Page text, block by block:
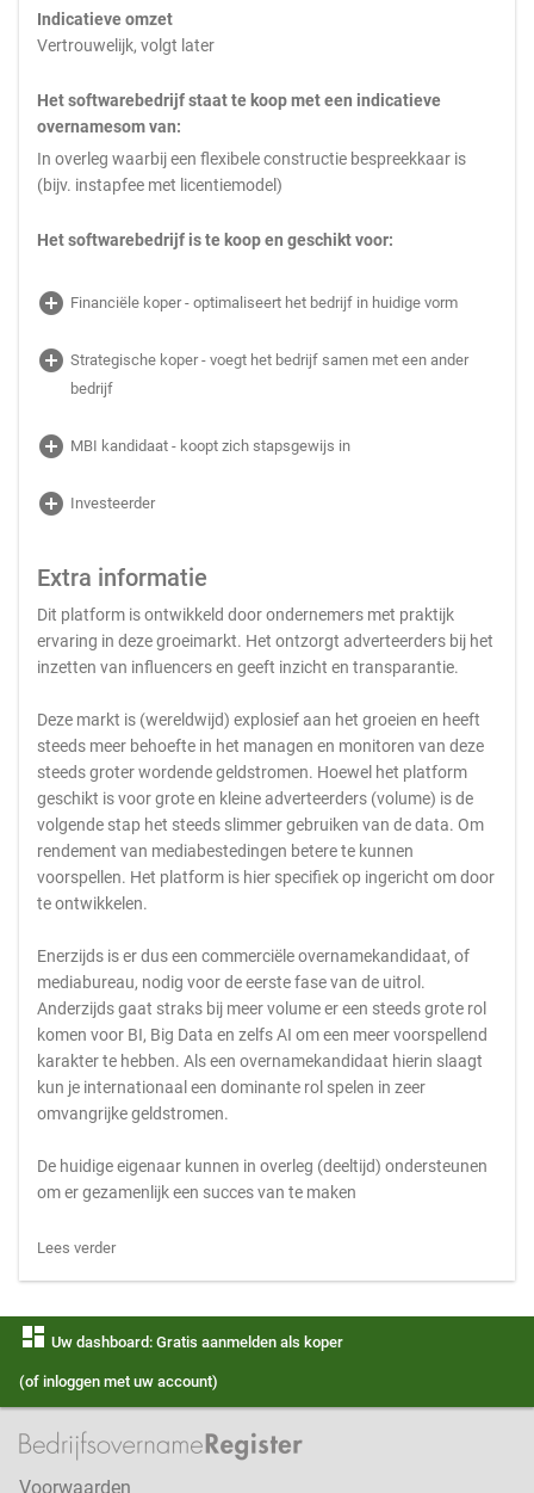
Indicatieve omzet
Vertrouwelijk, volgt later
Het softwarebedrijf staat te koop met een indicatieve
overnamesom van:
In overleg waarbij een flexibele constructie bespreekkaar is
(bijv. instapfee met licentiemodel)
Het softwarebedrijf is te koop en geschikt voor:
add_circle Financiële koper - optimaliseert het bedrijf in huidige vorm
add_circle Strategische koper - voegt het bedrijf samen met een ander
bedrijf
add_circle MBI kandidaat - koopt zich stapsgewijs in
add_circle Investeerder
Extra informatie
Dit platform is ontwikkeld door ondernemers met praktijk
ervaring in deze groeimarkt. Het ontzorgt adverteerders bij het
inzetten van influencers en geeft inzicht en transparantie.
Deze markt is (wereldwijd) explosief aan het groeien en heeft
steeds meer behoefte in het managen en monitoren van deze
steeds groter wordende geldstromen. Hoewel het platform
geschikt is voor grote en kleine adverteerders (volume) is de
volgende stap het steeds slimmer gebruiken van de data. Om
rendement van mediabestedingen betere te kunnen
voorspellen. Het platform is hier specifiek op ingericht om door
te ontwikkelen.
Enerzijds is er dus een commerciële overnamekandidaat, of
mediabureau, nodig voor de eerste fase van de uitrol.
Anderzijds gaat straks bij meer volume er een steeds grote rol
komen voor BI, Big Data en zelfs AI om een meer voorspellend
karakter te hebben. Als een overnamekandidaat hierin slaagt
kun je internationaal een dominante rol spelen in zeer
omvangrijke geldstromen.
De huidige eigenaar kunnen in overleg (deeltijd) ondersteunen
om er gezamenlijk een succes van te maken
Lees verder
dashboard Uw dashboard: Gratis aanmelden als koper
(of inloggen met uw account)
Voorwaarden